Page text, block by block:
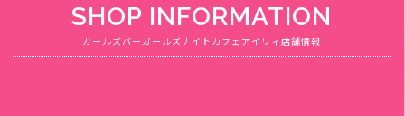
SHOP INFORMATION
ガールズバーガールズナイトカフェアイリィ店舗情報